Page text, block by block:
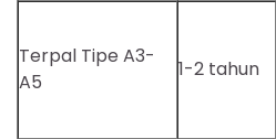
Terpal Tipe A3-
A5
1-2 tahun